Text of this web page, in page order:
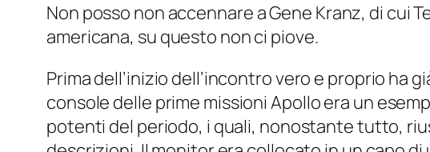
Non posso non accennare a Gene Kranz, di cui
americana, su questo non ci piove.
Prima dell’inizio dell’incontro vero e proprio ha
console delle prime missioni Apollo era un
potenti del periodo, i quali, nonostante tutto,